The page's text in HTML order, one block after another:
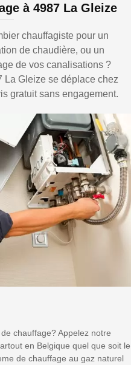
à 4987 La Gleize
chauffagiste pour un
de chaudière, ou un
de vos canalisations ?
La Gleize se déplace chez
gratuit sans engagement.
chauffage? Appelez notre
en Belgique quel que soit le
de chauffage au gaz naturel